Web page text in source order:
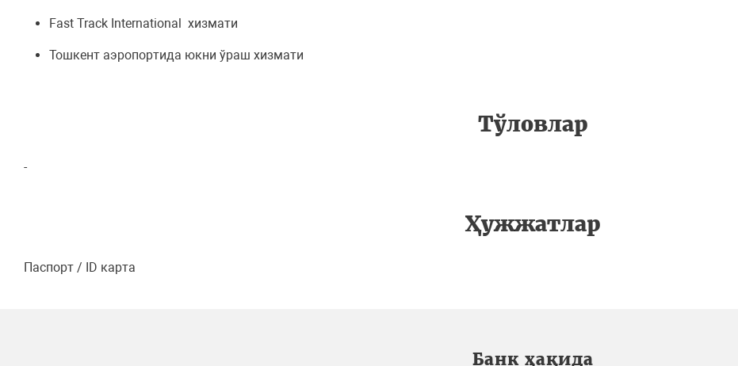
Fast Track International хизмати
Тошкент аэропортида юкни ўраш хизмати
Тўловлар
-
Ҳужжатлар
Паспорт / ID карта
Банк ҳақида